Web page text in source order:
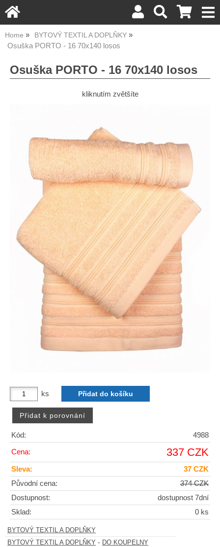
Home BYTOVÝ TEXTIL A DOPLŇKY
Osuška PORTO - 16 70x140 losos
Osuška PORTO - 16 70x140 losos
kliknutím zvětšíte
ks
Kód: 4988
Cena: 337 CZK
Sleva:
37 CZK
Původní cena:
374 CZK
Dostupnost:
dostupnost 7dní
Sklad:
0 ks
BYTOVÝ TEXTIL A DOPLŇKY
BYTOVÝ TEXTIL A DOPLŇKY - DO KOUPELNY